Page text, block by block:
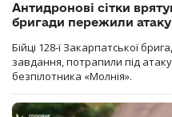
Антидронові сітки
бригади пережили атаку
Бійці 128-ї Закарпатської
завдання, потрапили під
безпілотника «Молнія».